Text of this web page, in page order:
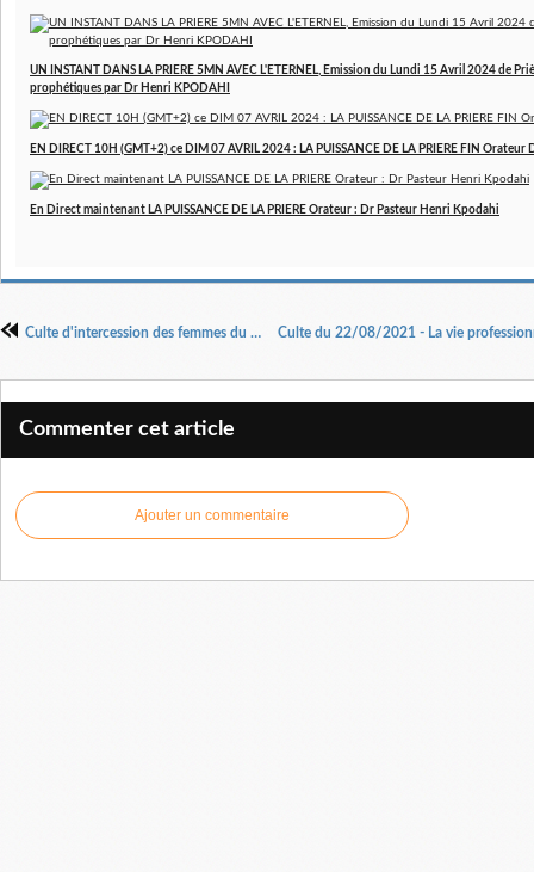
UN INSTANT DANS LA PRIERE 5MN AVEC L'ETERNEL, Emission du Lundi 15 Avril 2024 de
prophétiques par Dr Henri KPODAHI
EN DIRECT 10H (GMT+2) ce DIM 07 AVRIL 2024 : LA PUISSANCE DE LA PRIERE FIN
En Direct maintenant LA PUISSANCE DE LA PRIERE Orateur : Dr Pasteur Henri Kpodahi
Culte d'intercession des femmes du 15 août 2021
Commenter cet article
Ajouter un commentaire